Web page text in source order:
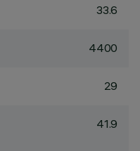
33.6
4400
29
41.9